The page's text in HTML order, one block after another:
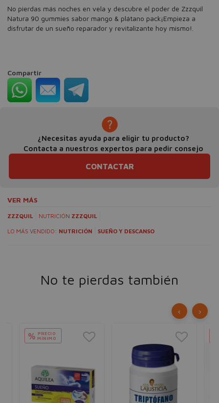
No pierdas más noches en vela y descubre el poder de Zzzquil
Natura 90 gummies sabor mango & plátano pack¡Empieza a
disfrutar de un sueño reparador y revitalizante hoy mismo!.
Compartir
¿Necesitas ayuda para eligir tu producto?
Contacta a nuestros expertos para pedir consejo
CONTACTAR
VER MÁS
ZZZQUIL NUTRICIÓN ZZZQUIL
LO MÁS VENDIDO: NUTRICIÓN SUEÑO Y DESCANSO
No te pierdas también
% PRECIO
MÍNIMO
‹ ›